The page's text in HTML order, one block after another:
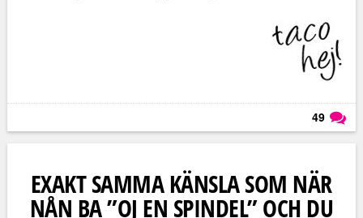
49
EXAKT SAMMA KÄNSLA SOM NÄR
NÅN BA ”OJ EN SPINDEL” OCH DU